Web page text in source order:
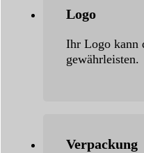
Logo
Ihr Logo kann
gewährleisten.
Verpackung